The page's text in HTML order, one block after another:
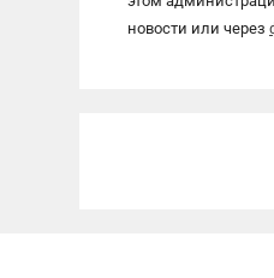
новости или через